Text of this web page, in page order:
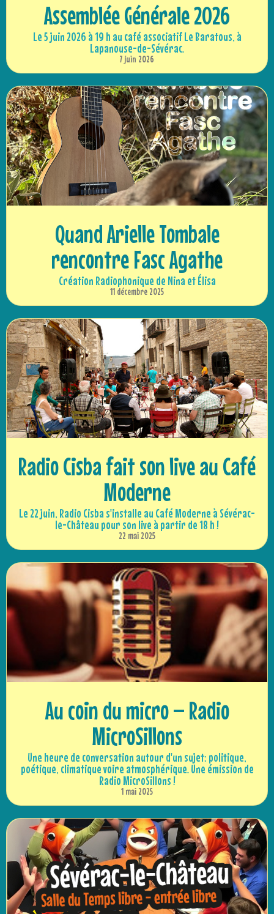
Assemblée Générale 2026
Le 5 juin 2026 à 19 h au café associatif Le Baratous, à
Lapanouse-de-Sévérac.
7 juin 2026
Quand Arielle Tombale
rencontre Fasc Agathe
Création Radiophonique de Nina et Élisa
11 décembre 2025
Radio Cisba fait son live au Café
Moderne
Le 22 juin, Radio Cisba s'installe au Café Moderne à Sévérac-
le-Château pour son live à partir de 18 h !
22 mai 2025
Au coin du micro – Radio
MicroSillons
Une heure de conversation autour d'un sujet: politique,
poétique, climatique voire atmosphérique. Une émission de
Radio MicroSillons !
1 mai 2025